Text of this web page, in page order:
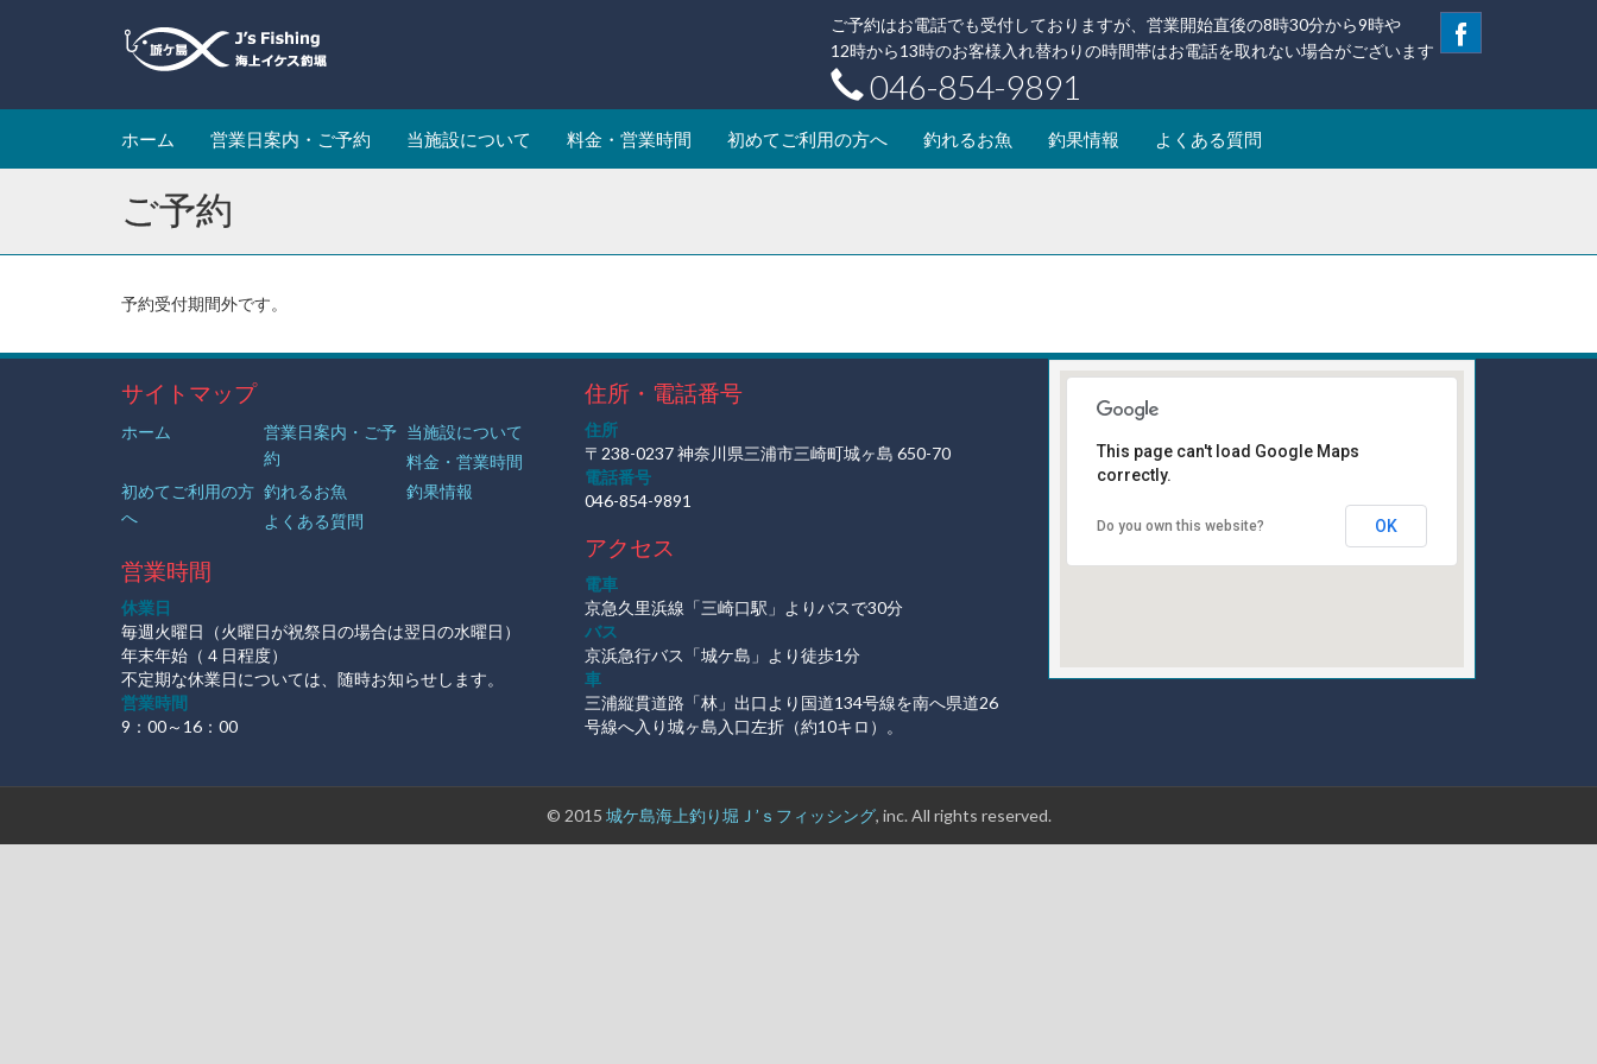
ご予約はお電話でも受付しておりますが、営業開始直後の8時30分から9時や
12時から13時のお客様入れ替わりの時間帯はお電話を取れない場合がございます
046-854-9891
ホーム 営業日案内・ご予約 当施設について 料金・営業時間 初めてご利用の方へ 釣れるお魚 釣果情報 よくある質問
ご予約
予約受付期間外です。
サイトマップ
ホーム
営業日案内・ご予
約
当施設について
料金・営業時間
初めてご利用の方
へ
釣れるお魚
釣果情報
よくある質問
営業時間
休業日
毎週火曜日（火曜日が祝祭日の場合は翌日の水曜日）
年末年始（４日程度）
不定期な休業日については、随時お知らせします。
営業時間
9：00～16：00
住所・電話番号
住所
〒238-0237 神奈川県三浦市三崎町城ヶ島 650-70
電話番号
046-854-9891
アクセス
電車
京急久里浜線「三崎口駅」よりバスで30分
バス
京浜急行バス「城ケ島」より徒歩1分
車
三浦縦貫道路「林」出口より国道134号線を南へ県道26
号線へ入り城ヶ島入口左折（約10キロ）。
This page can't load Google Maps
correctly.
Do you own this website? OK
© 2015 城ケ島海上釣り堀Ｊ’ｓフィッシング, inc. All rights reserved.